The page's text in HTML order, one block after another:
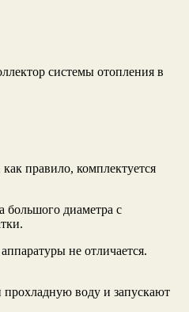
системы отопления в
правило, комплектуется
большого диаметра с
не отличается.
воду и запускают